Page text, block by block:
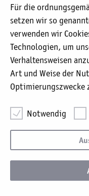
Grundsatzerklärung
Katholische Karl-
Albersallee 5-7 · 47533
Mail:info@kkle.de·
Für die
setzen wir so
verwenden wir
Technologien, um
Verhaltensweisen
Art und Weise der
Optimierungszwecke
Datenschutzerklärung
finden.
Bitte wählen Sie
werden dürfen, und
bestätigen" oder
auswählen":
Notwendig